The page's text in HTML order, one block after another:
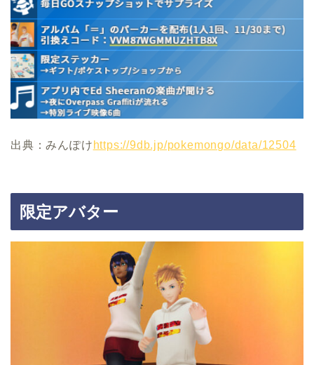
出典：みんぽけ https://9db.jp/pokemongo/data/12504
限定アバター